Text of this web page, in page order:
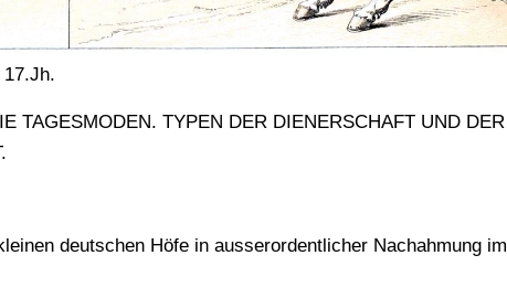
TAGESMODEN. TYPEN DER DIENERSCHAFT UND DER
deutschen Höfe in ausserordentlicher Nachahmung im